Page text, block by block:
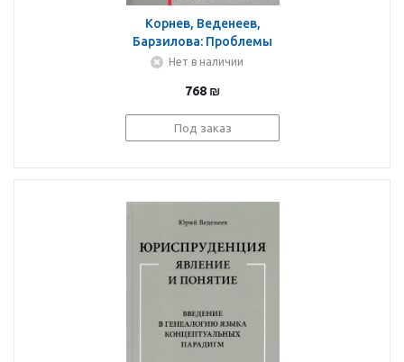
Корнев, Веденеев,
Барзилова: Проблемы
истории, методологии
науки. Монография
Нет в наличии
768 ₪
Под заказ